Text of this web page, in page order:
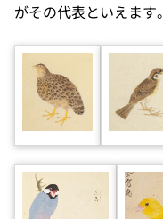
がその代表といえます。